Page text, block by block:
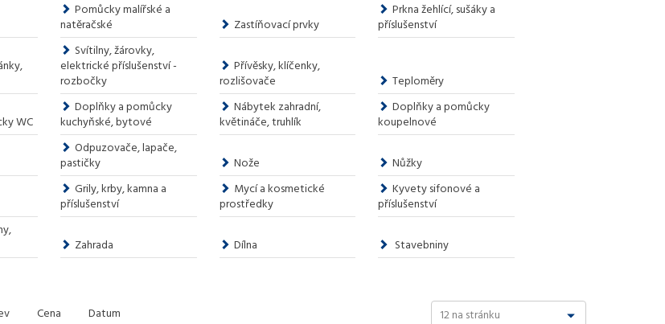
Pomůcky malířské a
natěračské
Zastíňovací prvky
Prkna žehlící, sušáky a
příslušenství
Svítilny, žárovky,
elektrické příslušenství -
rozbočky
Přívěsky, klíčenky,
rozlišovače
Teploměry
WC
Doplňky a pomůcky
kuchyňské, bytové
Nábytek zahradní,
květináče, truhlík
Doplňky a pomůcky
koupelnové
Odpuzovače, lapače,
pastičky
Nože Nůžky
Grily, krby, kamna a
příslušenství
Mycí a kosmetické
prostředky
Kyvety sifonové a
příslušenství
Zahrada Dílna
Stavebniny
Cena Datum